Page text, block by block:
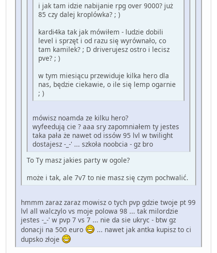
i jak tam idzie nabijanie rpg over 9000? już
85 czy dalej kroplówka? ; )
kardi4ka tak jak mówiłem - ludzie dobili
level i sprzęt i od razu się wyrównało, co
tam kamilek? ; D driverujesz ostro i lecisz
pve? ; )
w tym miesiącu przewiduje kilka hero dla
nas, będzie ciekawie, o ile się lemp ogarnie
; )
mówisz noamda ze kilku hero?
wyfeedują cie ? aaa sry zapomniałem ty jestes
taka pała że nawet od issów 95 lvl w twilight
dostajesz -_-' ... szkoła noobcia - gz bro
To Ty masz jakies party w ogole?
może i tak, ale 7v7 to nie masz się czym pochwalić.
hmmm zaraz zaraz mowisz o tych pvp gdzie twoje pt 99
lvl all walczylo vs moje polowa 98 ... tak milordzie
jestes -_-' w pvp 7 vs 7 ... nie da sie ukryc - btw gz
donacji na 500 euro
... nawet jak antka kupisz to ci
dupsko złoje